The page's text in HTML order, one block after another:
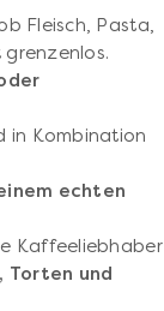
Fleisch, Pasta,
in Kombination
echten
Kaffeeliebhaber
Torten und